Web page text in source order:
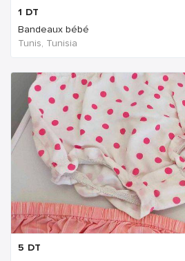
1 DT
Bandeaux bébé
Tunis, Tunisia
5 DT